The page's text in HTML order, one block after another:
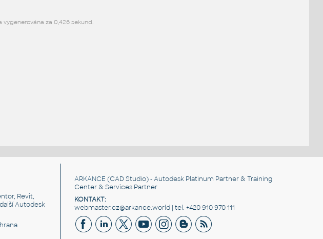
vygenerována za 0,426 sekund.
Revit,
Autodesk
ARKANCE (CAD Studio) - Autodesk Platinum Partner & Training
Center & Services Partner
KONTAKT:
webmaster.cz@arkance.world | tel. +420 910 970 111